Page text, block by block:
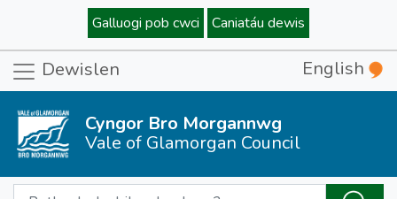
Galluogi pob cwci Caniatáu dewis
Dewislen English
Cyngor Bro Morgannwg
Vale of Glamorgan Council